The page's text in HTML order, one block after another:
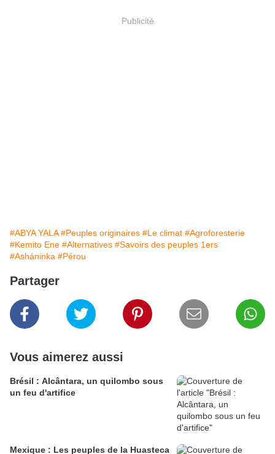
Publicité
#ABYA YALA #Peuples originaires #Le climat #Agroforesterie
#Kemito Ene #Alternatives #Savoirs des peuples 1ers
#Asháninka #Pérou
Partager
Vous aimerez aussi
Brésil : Alcântara, un quilombo sous
un feu d'artifice
Mexique : Les peuples de la Huasteca